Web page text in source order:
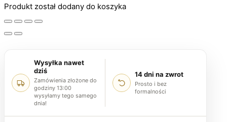
Produkt został dodany do koszyka
Wysyłka nawet
dziś
Zamówienia złożone do
godziny 13:00
wysyłamy tego samego
dnia!
14 dni na zwrot
Prosto i bez
formalności